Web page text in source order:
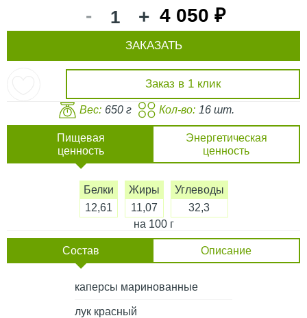
- + 4 050 ₽
Заказ в 1 клик
ЗАКАЗАТЬ
Вес: 650 г Кол-во: 16 шт.
Пищевая
ценность
Энергетическая
ценность
Белки
12,61
Жиры
11,07
Углеводы
32,3
на 100 г
Состав Описание
каперсы маринованные
лук красный